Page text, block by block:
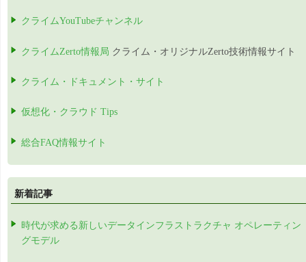
クライムYouTubeチャンネル
クライムZerto情報局 クライム・オリジナルZerto技術情報サイト
クライム・ドキュメント・サイト
仮想化・クラウド Tips
総合FAQ情報サイト
新着記事
時代が求める新しいデータインフラストラクチャ オペレーティン
グモデル